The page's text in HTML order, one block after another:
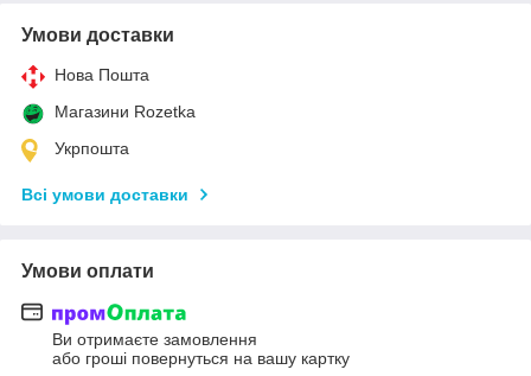
Умови доставки
Нова Пошта
Магазини Rozetka
Укрпошта
Всі умови доставки
Умови оплати
Ви отримаєте замовлення
або гроші повернуться на вашу картку